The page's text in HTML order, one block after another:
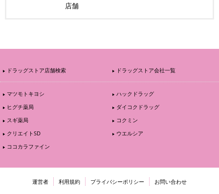
店舗
ドラッグストア店舗検索 ドラッグストア会社一覧
マツモトキヨシ
ハックドラッグ
ヒグチ薬局
ダイコクドラッグ
スギ薬局
コクミン
クリエイトSD
ウエルシア
ココカラファイン
運営者 利用規約 プライバシーポリシー お問い合わせ